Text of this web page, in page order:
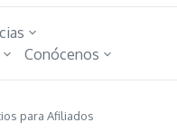
Conócenos
para Afiliados